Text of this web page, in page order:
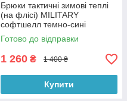
Брюки тактичні зимові теплі
(на флісі) MILITARY
софтшелл темно-сині
Готово до відправки
1 260 ₴ 1 400 ₴
Купити